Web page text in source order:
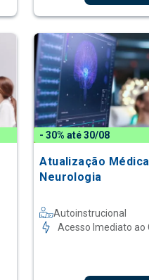
- 30% até 30/08
Atualização
Neurologia
Autoinstrucional
Acesso Imediato ao